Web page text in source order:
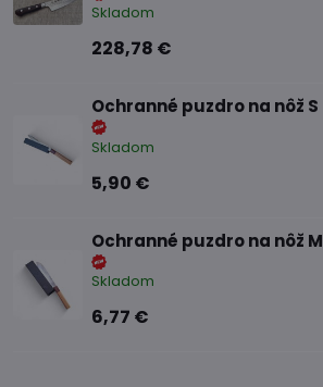
Skladom
228,78 €
Ochranné puzdro na nôž S
Skladom
5,90 €
Ochranné puzdro na nôž M
Skladom
6,77 €